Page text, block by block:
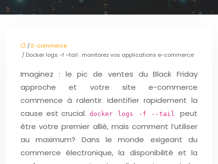
/E-commerce
/ Docker logs -f –tail : monitorez vos applications e-commerce
Imaginez : le pic de ventes du Black Friday
approche et votre site e-commerce
commence à ralentir. Identifier rapidement la
cause est crucial. docker logs -f --tailpeut
être votre premier allié, mais comment l’utiliser
au maximum? Dans le monde exigeant du
commerce électronique, la disponibilité et la